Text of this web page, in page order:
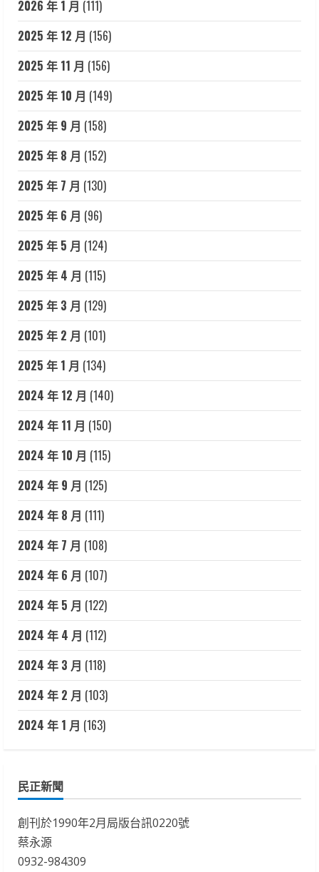
2026 年 1 月 (111)
2025 年 12 月 (156)
2025 年 11 月 (156)
2025 年 10 月 (149)
2025 年 9 月 (158)
2025 年 8 月 (152)
2025 年 7 月 (130)
2025 年 6 月 (96)
2025 年 5 月 (124)
2025 年 4 月 (115)
2025 年 3 月 (129)
2025 年 2 月 (101)
2025 年 1 月 (134)
2024 年 12 月 (140)
2024 年 11 月 (150)
2024 年 10 月 (115)
2024 年 9 月 (125)
2024 年 8 月 (111)
2024 年 7 月 (108)
2024 年 6 月 (107)
2024 年 5 月 (122)
2024 年 4 月 (112)
2024 年 3 月 (118)
2024 年 2 月 (103)
2024 年 1 月 (163)
民正新聞
創刊於1990年2月局版台訊0220號
蔡永源
0932-984309